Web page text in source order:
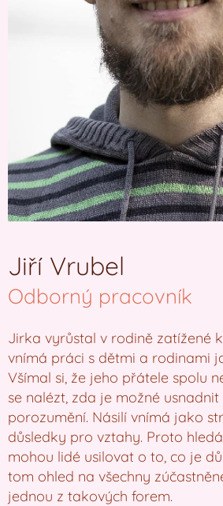
Jiří Vrubel
Odborný pracovník
Jirka vyrůstal v rodině zatížené
vnímá práci s dětmi a rodinami
Všímal si, že jeho přátele spolu
se nalézt, zda je možné
porozumění. Násilí vnímá jako
důsledky pro vztahy. Proto
mohou lidé usilovat o to, co je
tom ohled na všechny
jednou z takových forem.